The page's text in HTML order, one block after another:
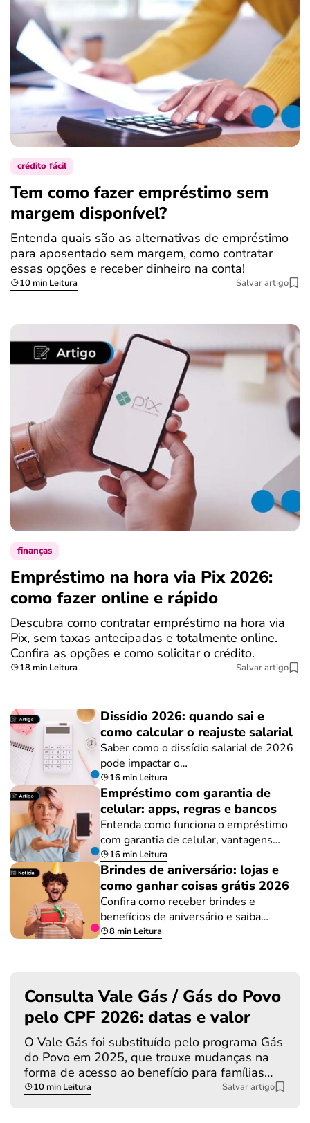
crédito fácil
Tem como fazer empréstimo sem
margem disponível?
Entenda quais são as alternativas de empréstimo
para aposentado sem margem, como contratar
essas opções e receber dinheiro na conta!
10 min Leitura Salvar artigo
finanças
Empréstimo na hora via Pix 2026:
como fazer online e rápido
Descubra como contratar empréstimo na hora via
Pix, sem taxas antecipadas e totalmente online.
Confira as opções e como solicitar o crédito.
18 min Leitura Salvar artigo
Dissídio 2026: quando sai e
como calcular o reajuste salarial
Saber como o dissídio salarial de 2026
pode impactar o…
16 min Leitura
Empréstimo com garantia de
celular: apps, regras e bancos
Entenda como funciona o empréstimo
com garantia de celular, vantagens…
16 min Leitura
Brindes de aniversário: lojas e
como ganhar coisas grátis 2026
Confira como receber brindes e
benefícios de aniversário e saiba…
8 min Leitura
Consulta Vale Gás / Gás do Povo
pelo CPF 2026: datas e valor
O Vale Gás foi substituído pelo programa Gás
do Povo em 2025, que trouxe mudanças na
forma de acesso ao benefício para famílias…
10 min Leitura Salvar artigo